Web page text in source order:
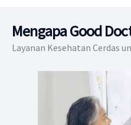
Mengapa Good
Layanan Kesehatan Cerdas